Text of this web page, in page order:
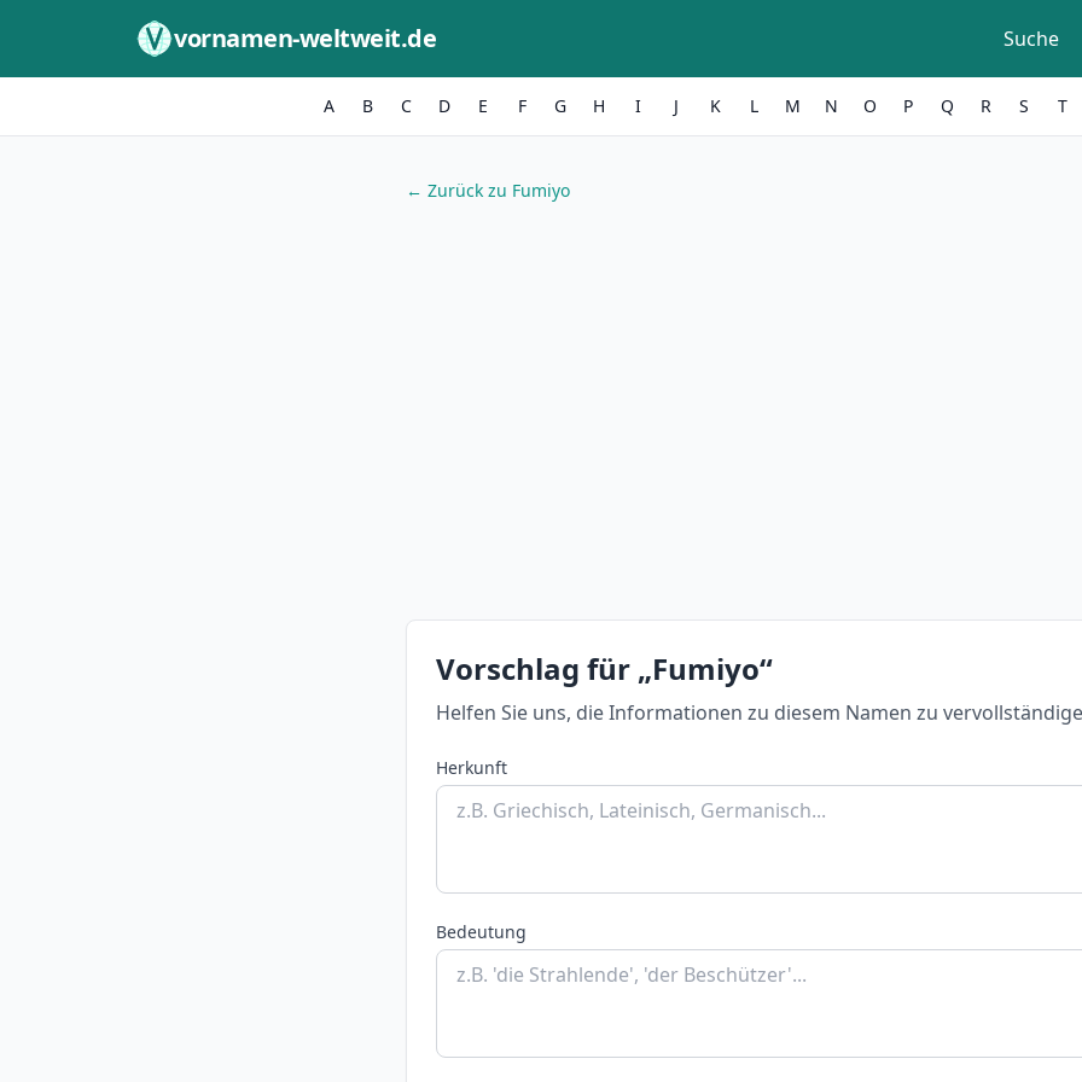
vornamen-weltweit.de Suche
A B C D E F G H I J K L M N O P Q R S T
← Zurück zu Fumiyo
Vorschlag für „Fumiyo“
Helfen Sie uns, die Informationen zu diesem Namen zu
Herkunft
Bedeutung